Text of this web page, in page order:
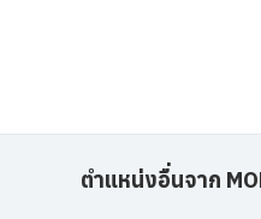
ตำแหน่งอื่นจาก